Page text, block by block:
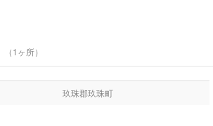
（1ヶ所）
玖珠郡玖珠町